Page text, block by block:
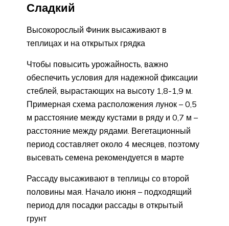
Сладкий
Высокорослый Финик высаживают в
теплицах и на открытых грядка
Чтобы повысить урожайность, важно
обеспечить условия для надежной фиксации
стеблей, вырастающих на высоту 1,8-1,9 м.
Примерная схема расположения лунок – 0,5
м расстояние между кустами в ряду и 0,7 м –
расстояние между рядами. Вегетационный
период составляет около 4 месяцев, поэтому
высевать семена рекомендуется в марте
Рассаду высаживают в теплицы со второй
половины мая. Начало июня – подходящий
период для посадки рассады в открытый
грунт